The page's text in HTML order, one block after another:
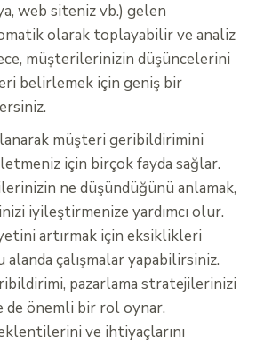
web siteniz vb.) gelen
olarak toplayabilir ve analiz
müşterilerinizin düşüncelerini
belirlemek için geniş bir
müşteri geribildirimini
için birçok fayda sağlar.
ne düşündüğünü anlamak,
iyileştirmenize yardımcı olur.
artırmak için eksiklikleri
çalışmalar yapabilirsiniz.
pazarlama stratejilerinizi
de önemli bir rol oynar.
ve ihtiyaçlarını